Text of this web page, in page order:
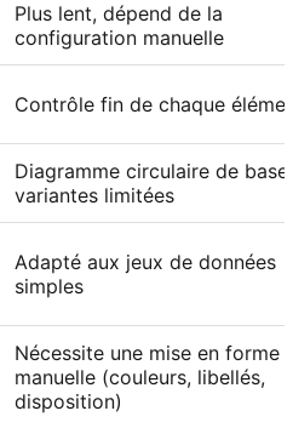
Plus lent, dépend de la
configuration manuelle
Contrôle fin de chaque élément
Diagramme circulaire de base,
variantes limitées
Adapté aux jeux de données
simples
Nécessite une mise en forme
manuelle (couleurs, libellés,
disposition)